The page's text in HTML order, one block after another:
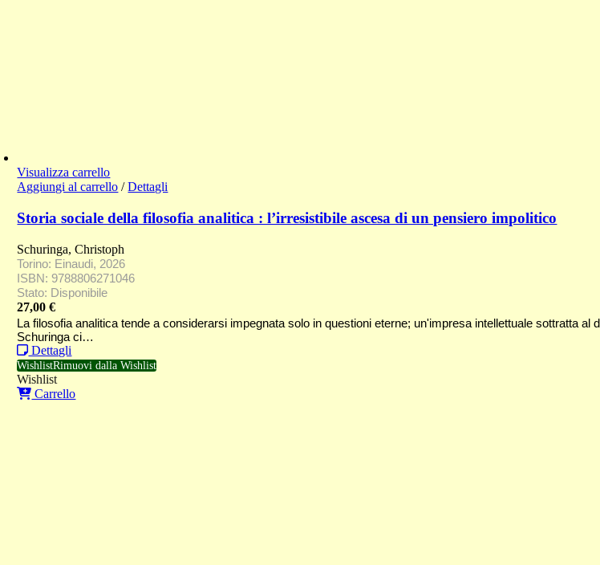
Visualizza carrello
Aggiungi al carrello / Dettagli
Storia sociale della filosofia analitica : l’irresistibile ascesa di un pensiero impolitico
Schuringa, Christoph
Torino: Einaudi, 2026
ISBN: 9788806271046
Stato: Disponibile
27,00€
La filosofia analitica tende a considerarsi impegnata solo in questioni eterne; un'impresa intellettuale sottratta
Schuringa ci…
Dettagli
WishlistRimuovi dalla Wishlist
Wishlist
Carrello